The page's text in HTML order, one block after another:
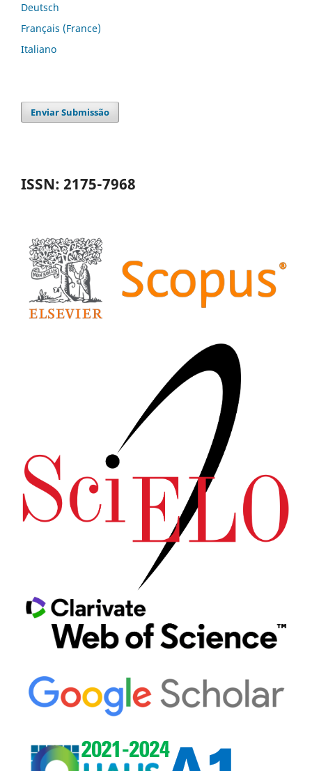
Deutsch
Français (France)
Italiano
Enviar Submissão
ISSN: 2175-7968